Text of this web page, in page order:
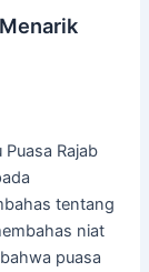
Puasa Rajab
tentang
niat
puasa